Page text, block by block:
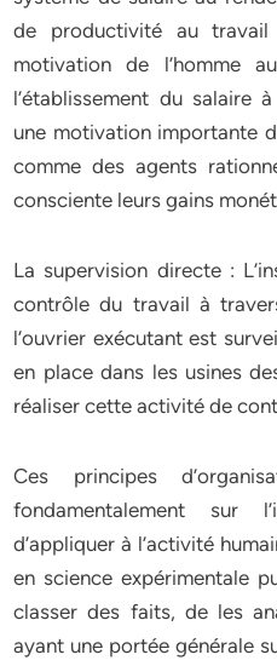
de productivité au
motivation de l’homme
l’établissement du salaire
une motivation importante
comme des agents
consciente leurs gains
La supervision directe :
contrôle du travail à
l’ouvrier exécutant est
en place dans les usines
réaliser cette activité de
Ces principes
fondamentalement sur
d’appliquer à l’activité
en science expérimentale
classer des faits, de les
ayant une portée générale